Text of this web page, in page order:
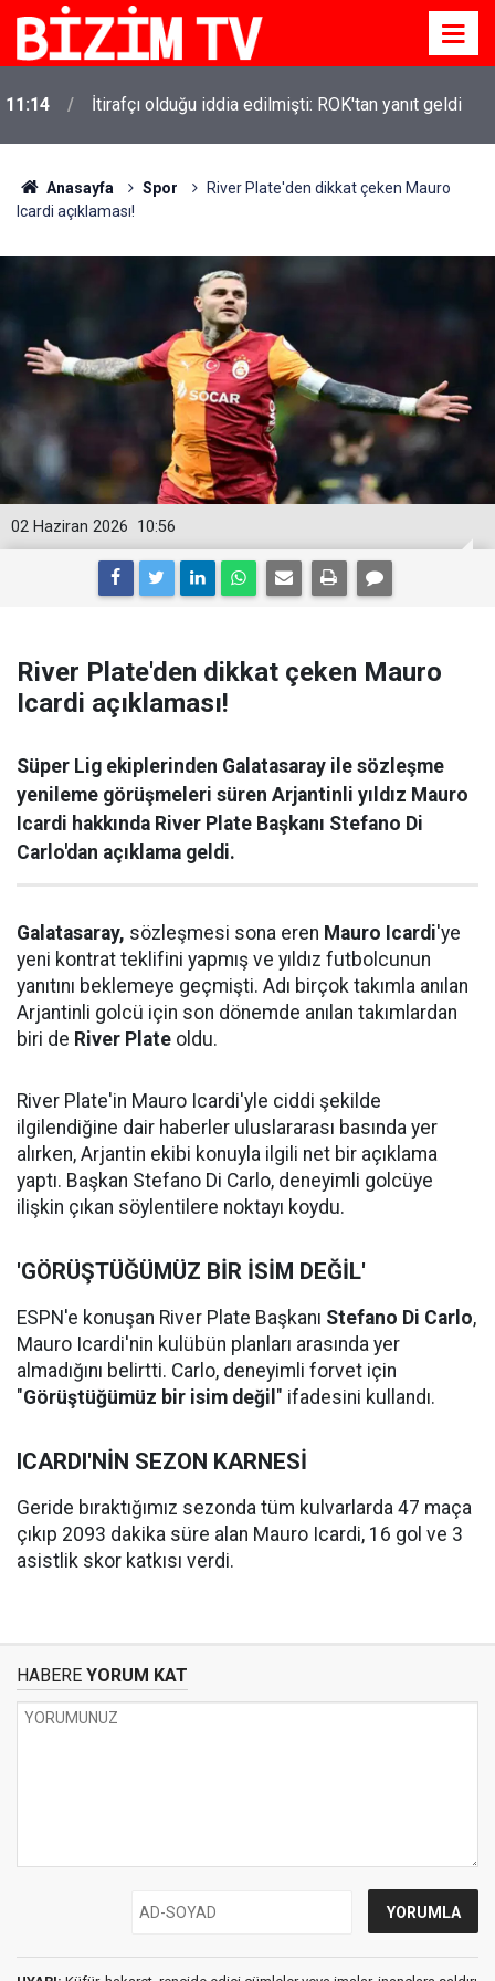
11:14 İtirafçı olduğu iddia edilmişti: ROK'tan yanıt geldi
Anasayfa Spor
River Plate'den dikkat çeken Mauro
Icardi açıklaması!
10:56
02 Haziran 2026
River Plate'den dikkat çeken Mauro
Icardi açıklaması!
Süper Lig ekiplerinden Galatasaray ile sözleşme
yenileme görüşmeleri süren Arjantinli yıldız Mauro
Icardi hakkında River Plate Başkanı Stefano Di
Carlo'dan açıklama geldi.
Galatasaray, sözleşmesi sona eren Mauro Icardi'ye
yeni kontrat teklifini yapmış ve yıldız futbolcunun
yanıtını beklemeye geçmişti. Adı birçok takımla anılan
Arjantinli golcü için son dönemde anılan takımlardan
biri de River Plate oldu.
River Plate'in Mauro Icardi'yle ciddi şekilde
ilgilendiğine dair haberler uluslararası basında yer
alırken, Arjantin ekibi konuyla ilgili net bir açıklama
yaptı. Başkan Stefano Di Carlo, deneyimli golcüye
ilişkin çıkan söylentilere noktayı koydu.
'GÖRÜŞTÜĞÜMÜZ BİR İSİM DEĞİL'
ESPN'e konuşan River Plate Başkanı Stefano Di Carlo,
Mauro Icardi'nin kulübün planları arasında yer
almadığını belirtti. Carlo, deneyimli forvet için
"Görüştüğümüz bir isim değil " ifadesini kullandı.
ICARDI'NİN SEZON KARNESİ
Geride bıraktığımız sezonda tüm kulvarlarda 47 maça
çıkıp 2093 dakika süre alan Mauro Icardi, 16 gol ve 3
asistlik skor katkısı verdi.
HABERE YORUM KAT